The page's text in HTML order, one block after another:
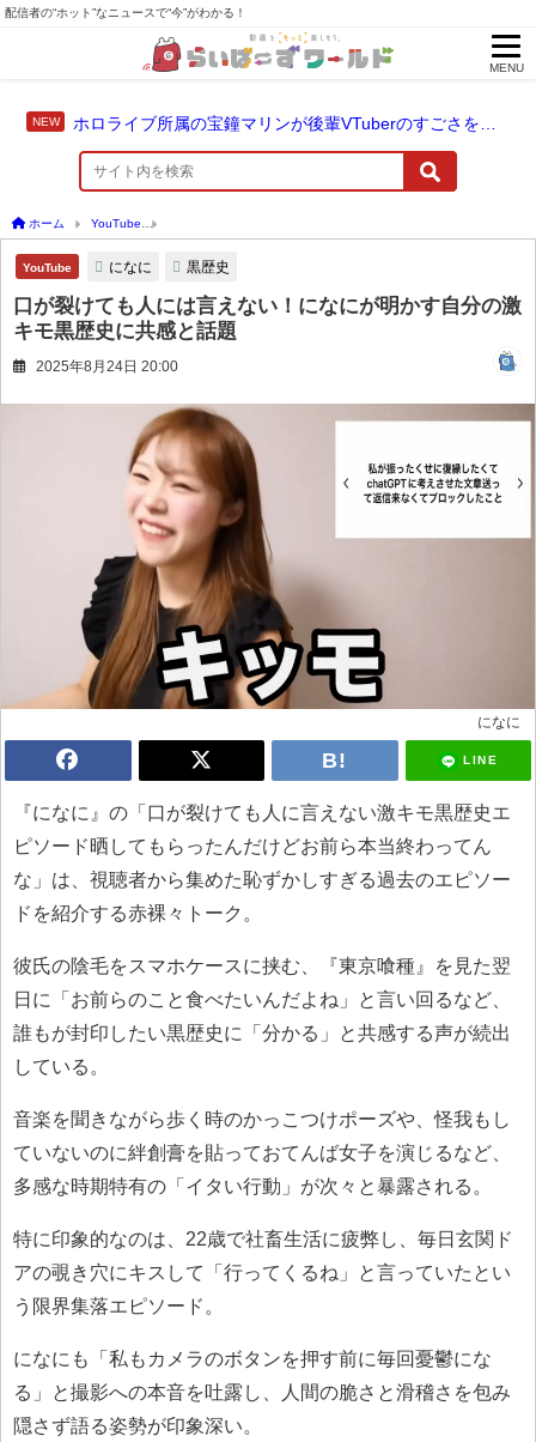
配信者の“ホット”なニュースで“今”がわかる！
MENU
ホーム YouTube
YouTube になに 黒歴史
口が裂けても人には言えない！になにが明かす自分の激
キモ黒歴史に共感と話題
2025年8月24日 20:00
になに
LINE
『になに』の「口が裂けても人に言えない激キモ黒歴史エ
ピソード晒してもらったんだけどお前ら本当終わってん
な」は、視聴者から集めた恥ずかしすぎる過去のエピソー
ドを紹介する赤裸々トーク。
彼氏の陰毛をスマホケースに挟む、『東京喰種』を見た翌
日に「お前らのこと食べたいんだよね」と言い回るなど、
誰もが封印したい黒歴史に「分かる」と共感する声が続出
している。
音楽を聞きながら歩く時のかっこつけポーズや、怪我もし
ていないのに絆創膏を貼っておてんば女子を演じるなど、
多感な時期特有の「イタい行動」が次々と暴露される。
特に印象的なのは、22歳で社畜生活に疲弊し、毎日玄関ド
アの覗き穴にキスして「行ってくるね」と言っていたとい
う限界集落エピソード。
になにも「私もカメラのボタンを押す前に毎回憂鬱にな
る」と撮影への本音を吐露し、人間の脆さと滑稽さを包み
隠さず語る姿勢が印象深い。